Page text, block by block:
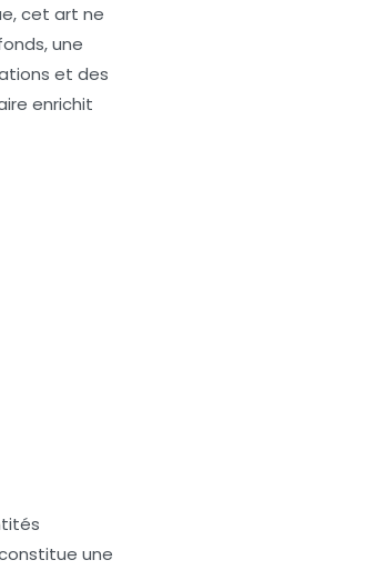
cet art ne
une
et des
enrichit
une